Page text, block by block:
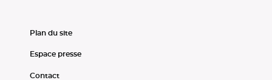
Plan du site
Espace presse
Contact